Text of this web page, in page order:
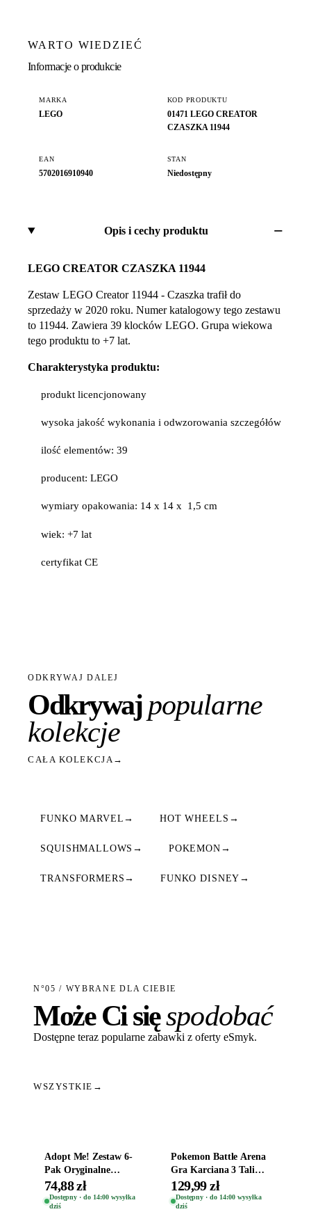
WARTO WIEDZIEĆ
Informacje o produkcie
MARKA
LEGO
KOD PRODUKTU
01471 LEGO CREATOR
CZASZKA 11944
EAN
5702016910940
STAN
Niedostępny
Opis i cechy produktu
LEGO CREATOR CZASZKA 11944
Zestaw LEGO Creator 11944 - Czaszka trafił do
sprzedaży w 2020 roku. Numer katalogowy tego zestawu
to 11944. Zawiera 39 klocków LEGO. Grupa wiekowa
tego produktu to +7 lat.
Charakterystyka produktu:
produkt licencjonowany
wysoka jakość wykonania i odwzorowania szczegółów
ilość elementów: 39
producent: LEGO
wymiary opakowania: 14 x 14 x 1,5 cm
wiek: +7 lat
certyfikat CE
ODKRYWAJ DALEJ
Odkrywajpopularne
kolekcje
CAŁA KOLEKCJA →
FUNKO MARVEL → HOT WHEELS →
SQUISHMALLOWS → POKEMON →
TRANSFORMERS → FUNKO DISNEY →
N°05 / WYBRANE DLA CIEBIE
Może Ci sięspodobać
Dostępne teraz popularne zabawki z oferty eSmyk.
WSZYSTKIE →
Adopt Me! Zestaw 6-
Pak Oryginalne
Figurki Roblox
Zwierzęta Tropical
Time
74,88 zł
Dostępny · do 14:00 wysyłka
dziś
Pokemon Battle Arena
Gra Karciana 3 Talie
Oryginal
129,99 zł
Dostępny · do 14:00 wysyłka
dziś